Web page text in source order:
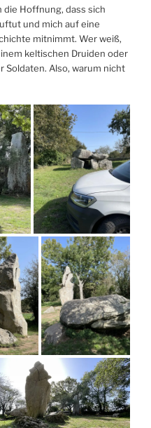
die Hoffnung, dass sich
und mich auf eine
mitnimmt. Wer weiß,
keltischen Druiden oder
Soldaten. Also, warum nicht